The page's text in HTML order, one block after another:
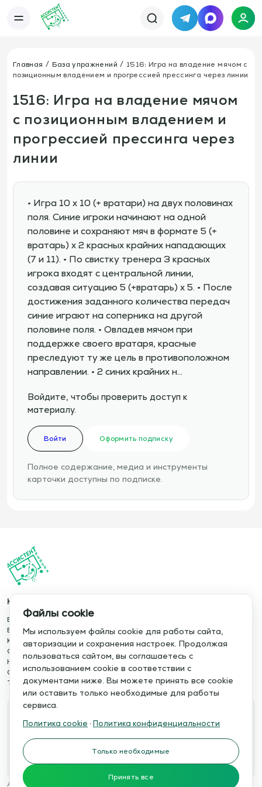
TelegramMAX
Книги
Новости
Отзывы
Политика конфиденциальности
Свяжитесь с нами
Телефон:
TelegramMAX
Главная База упражнений
1516: Игра на владение мячом с
позиционным владением и прогрессией прессинга через линии
1516: Игра на владение мячом
с позиционным владением и
прогрессией прессинга через
линии
• Игра 10 х 10 (+ вратари) на двух половинах
поля. Синие игроки начинают на одной
половине и сохраняют мяч в формате 5 (+
вратарь) х 2 красных крайних нападающих
(7 и 11). • По свистку тренера 3 красных
игрока входят с центральной линии,
создавая ситуацию 5 (+вратарь) х 5. • После
достижения заданного количества передач
синие играют на соперника на другой
половине поля. • Овладев мячом при
поддержке своего вратаря, красные
преследуют ту же цель в противоположном
направлении. • 2 синих крайних н…
Войдите, чтобы проверить доступ к
материалу.
Войти Оформить подписку
Полное содержание, медиа и инструменты
карточки доступны по подписке.
Каталог
База упражнений
База тренировок
Книги
Статьи
Новости
Обучение сервису
Тактический менеджер
Отзывы
Сотрудничество
Политика конфиденциальности
Политика cookie
Правила использования
Публичная оферта
Телефон:
Электронная почта:
Ассистент тренера © 2015-2026
Файлы cookie
Мы используем файлы cookie для работы сайта,
авторизации и сохранения настроек. Продолжая
пользоваться сайтом, вы соглашаетесь с
использованием cookie в соответствии с
документами ниже. Вы можете принять все cookie
или оставить только необходимые для работы
сервиса.
Политика cookie ·Политика конфиденциальности
Только необходимые
Принять все